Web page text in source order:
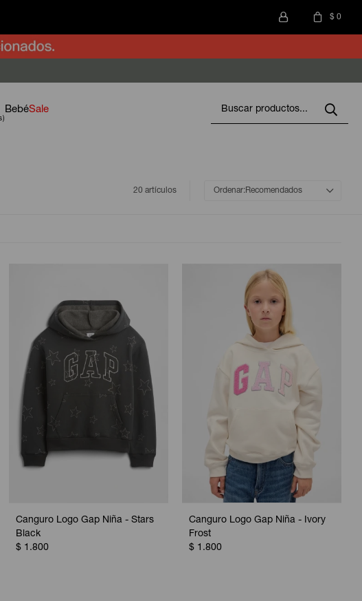
$ 0
BebéSale
20 artículos Recomendados
Canguro Logo Gap Niña - Stars
Black
$ 1.800
Canguro Logo Gap Niña - Ivory
Frost
$ 1.800